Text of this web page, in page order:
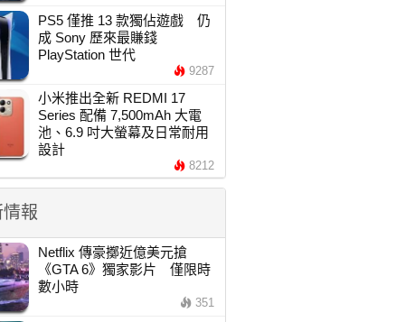
PS5 僅推 13 款獨佔遊戲 仍
成 Sony 歷來最賺錢
PlayStation 世代
9287
小米推出全新 REDMI 17
Series 配備 7,500mAh 大電
池、6.9 吋大螢幕及日常耐用
設計
8212
報
Netflix 傳豪擲近億美元搶
《GTA 6》獨家影片 僅限時
數小時
351